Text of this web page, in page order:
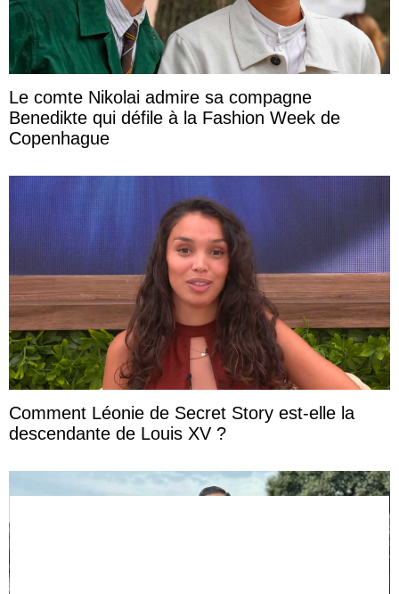
Le comte Nikolai admire sa compagne
Benedikte qui défile à la Fashion Week de
Copenhague
Comment Léonie de Secret Story est-elle la
descendante de Louis XV ?